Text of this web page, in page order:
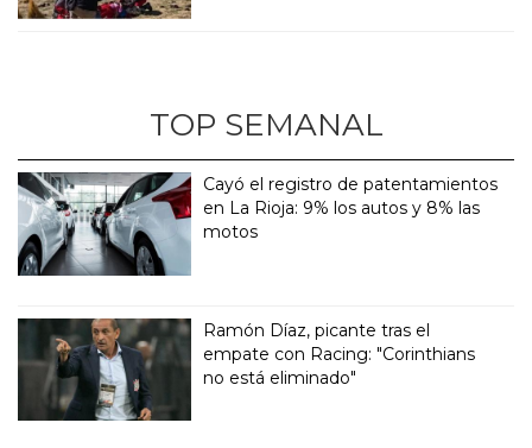
TOP SEMANAL
Cayó el registro de patentamientos
en La Rioja: 9% los autos y 8% las
motos
Ramón Díaz, picante tras el
empate con Racing: "Corinthians
no está eliminado"